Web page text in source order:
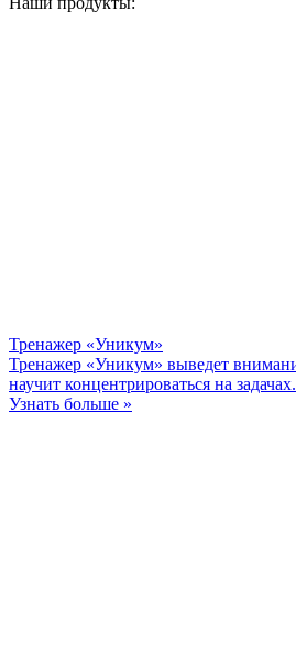
Тренажер «Уникум»
Тренажер «Уникум» выведет
научит концентрироваться на задачах.
Узнать больше »